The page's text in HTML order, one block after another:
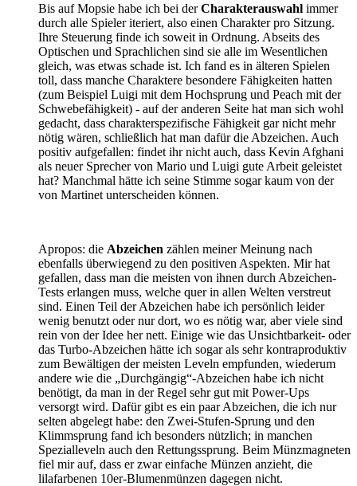
Bis auf Mopsie habe ich bei derCharakterauswahl immer
durch alle Spieler iteriert, also einen Charakter pro Sitzung.
Ihre Steuerung finde ich soweit in Ordnung. Abseits des
Optischen und Sprachlichen sind sie alle im Wesentlichen
gleich, was etwas schade ist. Ich fand es in älteren Spielen
toll, dass manche Charaktere besondere Fähigkeiten hatten
(zum Beispiel Luigi mit dem Hochsprung und Peach mit der
Schwebefähigkeit) - auf der anderen Seite hat man sich wohl
gedacht, dass charakterspezifische Fähigkeit gar nicht mehr
nötig wären, schließlich hat man dafür die Abzeichen. Auch
positiv aufgefallen: findet ihr nicht auch, dass Kevin Afghani
als neuer Sprecher von Mario und Luigi gute Arbeit geleistet
hat? Manchmal hätte ich seine Stimme sogar kaum von der
von Martinet unterscheiden können.
Apropos: die Abzeichen zählen meiner Meinung nach
ebenfalls überwiegend zu den positiven Aspekten. Mir hat
gefallen, dass man die meisten von ihnen durch Abzeichen-
Tests erlangen muss, welche quer in allen Welten verstreut
sind. Einen Teil der Abzeichen habe ich persönlich leider
wenig benutzt oder nur dort, wo es nötig war, aber viele sind
rein von der Idee her nett. Einige wie das Unsichtbarkeit- oder
das Turbo-Abzeichen hätte ich sogar als sehr kontraproduktiv
zum Bewältigen der meisten Leveln empfunden, wiederum
andere wie die „Durchgängig“-Abzeichen habe ich nicht
benötigt, da man in der Regel sehr gut mit Power-Ups
versorgt wird. Dafür gibt es ein paar Abzeichen, die ich nur
selten abgelegt habe: den Zwei-Stufen-Sprung und den
Klimmsprung fand ich besonders nützlich; in manchen
Spezialleveln auch den Rettungssprung. Beim Münzmagneten
fiel mir auf, dass er zwar einfache Münzen anzieht, die
lilafarbenen 10er-Blumenmünzen dagegen nicht.